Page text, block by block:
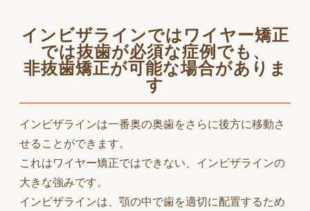
インビザラインではワイヤー矯正
では抜歯が必須な症例でも、
非抜歯矯正が可能な場合がありま
す
インビザラインは一番奥の奥歯をさらに後方に移動さ
せることができます。
これはワイヤー矯正ではできない、インビザラインの
大きな強みです。
インビザラインは、顎の中で歯を適切に配置するため